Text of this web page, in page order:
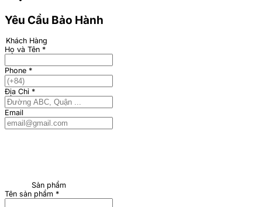
Yêu Cầu Bảo Hành
Khách Hàng
Họ và Tên *
Phone *
Địa Chỉ *
Email
Sản phẩm
Tên sản phẩm *